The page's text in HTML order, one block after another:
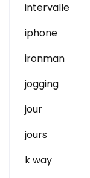
intervalle
iphone
ironman
jogging
jour
jours
k way